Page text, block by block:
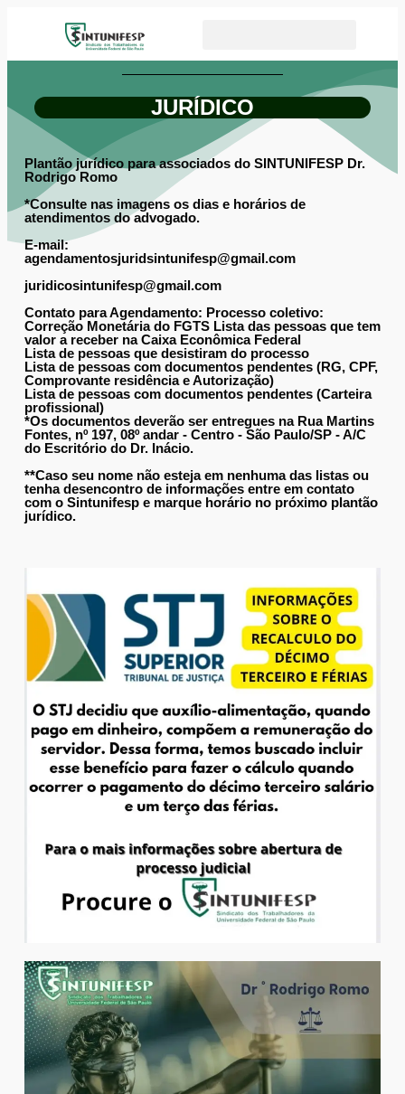
JURÍDICO
Plantão jurídico para associados do SINTUNIFESP Dr.
Rodrigo Romo
*Consulte nas imagens os dias e horários de
atendimentos do advogado.
E-mail:
agendamentosjuridsintunifesp@gmail.com
juridicosintunifesp@gmail.com
Contato para Agendamento: Processo coletivo:
Correção Monetária do FGTS Lista das pessoas que tem
valor a receber na Caixa Econômica Federal
Lista de pessoas que desistiram do processo
Lista de pessoas com documentos pendentes (RG, CPF,
Comprovante residência e Autorização)
Lista de pessoas com documentos pendentes (Carteira
profissional)
*Os documentos deverão ser entregues na Rua Martins
Fontes, nº 197, 08º andar - Centro - São Paulo/SP - A/C
do Escritório do Dr. Inácio.
**Caso seu nome não esteja em nenhuma das listas ou
tenha desencontro de informações entre em contato
com o Sintunifesp e marque horário no próximo plantão
jurídico.